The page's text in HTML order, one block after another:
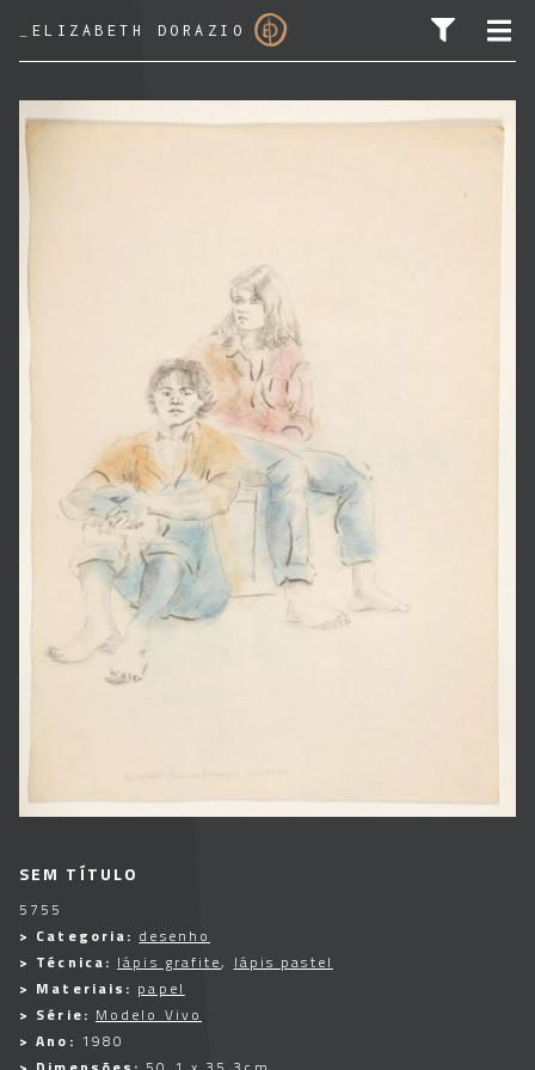
ELIZABETH DORAZIO
PESQUISAR POR:
SEM TÍTULO
5755
> Categoria: desenho
> Técnica: lápis grafite, lápis pastel
> Materiais: papel
> Série: Modelo Vivo
> Ano: 1980